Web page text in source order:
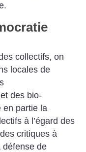
collectifs, on
locales de
des bio-
en partie la
à l’égard des
critiques à
défense de